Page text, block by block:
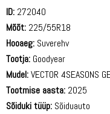
ID: 272040
Mõõt: 225/55R18
Hooaeg: Suverehv
Tootja: Goodyear
Mudel:VECTOR 4SEASONS
Tootmise aasta: 2025
Sõiduki tüüp: Sõiduauto